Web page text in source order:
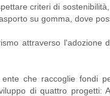
criteri di
su gomma, dove
attraverso
ente che raccoglie fondi
di quattro